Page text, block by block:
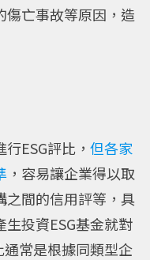
傷亡事故等原因，造
ESG評比， 但各家
，容易讓企業得以取
之間的信用評等，具
投資ESG基金就對
通常是根據同類型企